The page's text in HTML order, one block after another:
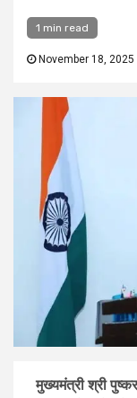
1 min read
November 18, 2025
मुख्यमंत्री श्री